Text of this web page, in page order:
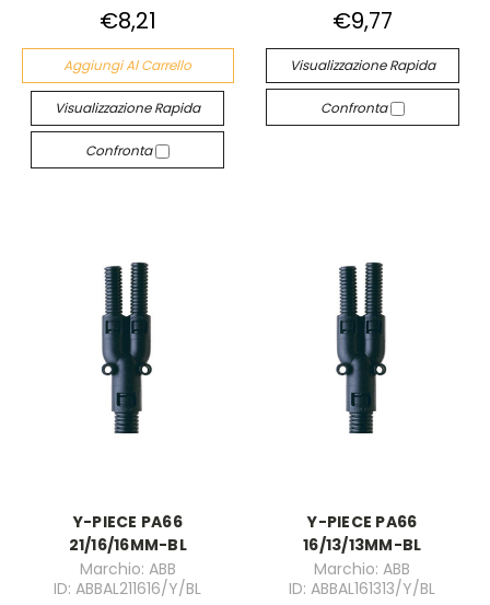
€8,21
Aggiungi Al Carrello
Visualizzazione Rapida
Confronta
€9,77
Visualizzazione Rapida
Confronta
Y-PIECE PA66
21/16/16MM-BL
Marchio: ABB
ID: ABBAL211616/Y/BL
Y-PIECE PA66
16/13/13MM-BL
Marchio: ABB
ID: ABBAL161313/Y/BL